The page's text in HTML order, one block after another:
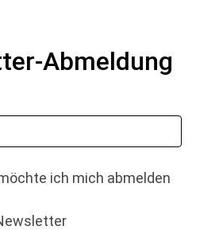
Abmeldung
ich mich abmelden